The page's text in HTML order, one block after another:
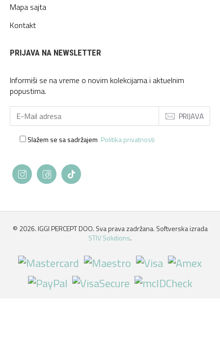
Mapa sajta
Kontakt
PRIJAVA NA NEWSLETTER
Informiši se na vreme o novim kolekcijama i aktuelnim
popustima.
PRIJAVA
Slažem se sa sadržajem Politika privatnosti
© 2026. IGGI PERCEPT DOO. Sva prava zadržana. Softverska izrada
STIV Solutions.